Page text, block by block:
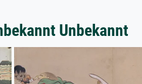
Unbekannt